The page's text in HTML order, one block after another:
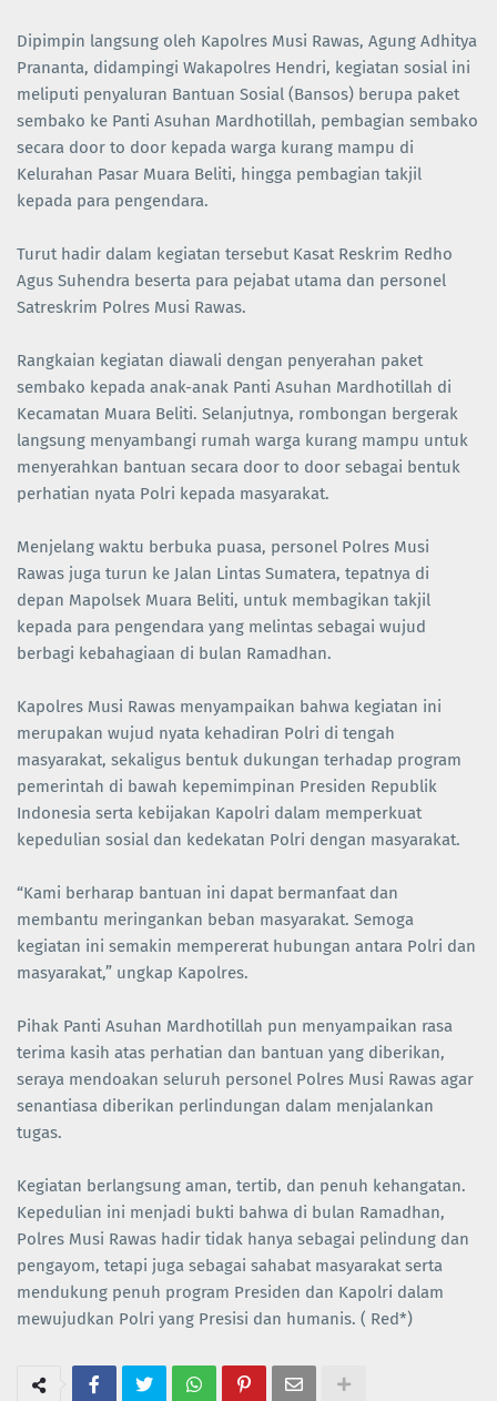
Dipimpin langsung oleh Kapolres Musi Rawas, Agung Adhitya
Prananta, didampingi Wakapolres Hendri, kegiatan sosial ini
meliputi penyaluran Bantuan Sosial (Bansos) berupa paket
sembako ke Panti Asuhan Mardhotillah, pembagian sembako
secara door to door kepada warga kurang mampu di
Kelurahan Pasar Muara Beliti, hingga pembagian takjil
kepada para pengendara.
Turut hadir dalam kegiatan tersebut Kasat Reskrim Redho
Agus Suhendra beserta para pejabat utama dan personel
Satreskrim Polres Musi Rawas.
Rangkaian kegiatan diawali dengan penyerahan paket
sembako kepada anak-anak Panti Asuhan Mardhotillah di
Kecamatan Muara Beliti. Selanjutnya, rombongan bergerak
langsung menyambangi rumah warga kurang mampu untuk
menyerahkan bantuan secara door to door sebagai bentuk
perhatian nyata Polri kepada masyarakat.
Menjelang waktu berbuka puasa, personel Polres Musi
Rawas juga turun ke Jalan Lintas Sumatera, tepatnya di
depan Mapolsek Muara Beliti, untuk membagikan takjil
kepada para pengendara yang melintas sebagai wujud
berbagi kebahagiaan di bulan Ramadhan.
Kapolres Musi Rawas menyampaikan bahwa kegiatan ini
merupakan wujud nyata kehadiran Polri di tengah
masyarakat, sekaligus bentuk dukungan terhadap program
pemerintah di bawah kepemimpinan Presiden Republik
Indonesia serta kebijakan Kapolri dalam memperkuat
kepedulian sosial dan kedekatan Polri dengan masyarakat.
“Kami berharap bantuan ini dapat bermanfaat dan
membantu meringankan beban masyarakat. Semoga
kegiatan ini semakin mempererat hubungan antara Polri dan
masyarakat,” ungkap Kapolres.
Pihak Panti Asuhan Mardhotillah pun menyampaikan rasa
terima kasih atas perhatian dan bantuan yang diberikan,
seraya mendoakan seluruh personel Polres Musi Rawas agar
senantiasa diberikan perlindungan dalam menjalankan
tugas.
Kegiatan berlangsung aman, tertib, dan penuh kehangatan.
Kepedulian ini menjadi bukti bahwa di bulan Ramadhan,
Polres Musi Rawas hadir tidak hanya sebagai pelindung dan
pengayom, tetapi juga sebagai sahabat masyarakat serta
mendukung penuh program Presiden dan Kapolri dalam
mewujudkan Polri yang Presisi dan humanis. ( Red*)